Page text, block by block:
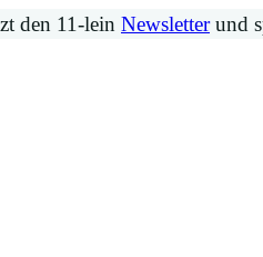
den 11-lein Newsletterund